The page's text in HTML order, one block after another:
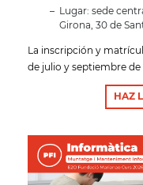
Lugar: sede
Girona, 30 de
La inscripción y
de julio y septiembre de
HAZ